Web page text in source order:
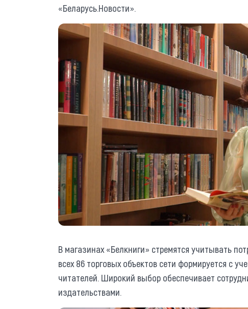
«Беларусь.Новости».
В магазинах «Белкниги» стремятся учитывать
всех 86 торговых объектов сети формируется с
читателей. Широкий выбор обеспечивает
издательствами.